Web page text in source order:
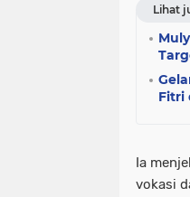
Lihat
Fitri
Ia
vokasi